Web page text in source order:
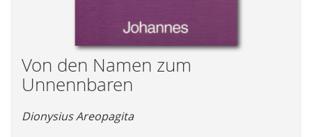
Skip
to
the
of
Von den Namen zum
Unnennbaren
Dionysius Areopagita